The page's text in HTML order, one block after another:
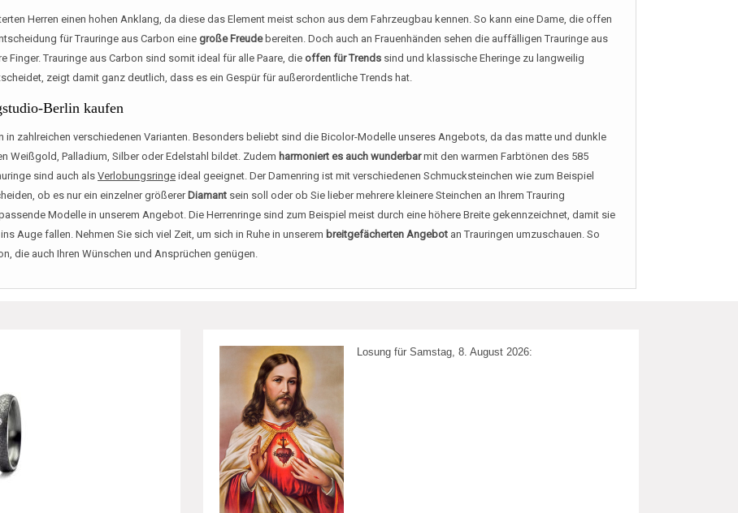
Herren einen hohen Anklang, da diese das Element meist schon aus dem Fahrzeugbau kennen. So kann eine Dame, die offen
für Trauringe aus Carbon eine große Freudebereiten. Doch auch an Frauenhänden sehen die auffälligen Trauringe aus
Finger. Trauringe aus Carbon sind somit ideal für alle Paare, die offen für Trends sind und klassische Eheringe zu langweilig
zeigt damit ganz deutlich, dass es ein Gespür für außerordentliche Trends hat.
Berlin kaufen
in zahlreichen verschiedenen Varianten. Besonders beliebt sind die Bicolor-Modelle unseres Angebots, da das matte und dunkle
Weißgold, Palladium, Silber oder Edelstahl bildet. Zudem harmoniert es auch wunderbarmit den warmen Farbtönen des 585
sind auch als Verlobungsringe ideal geeignet. Der Damenring ist mit verschiedenen Schmucksteinchen wie zum Beispiel
ob es nur ein einzelner größerer Diamant sein soll oder ob Sie lieber mehrere kleinere Steinchen an Ihrem Trauring
Modelle in unserem Angebot. Die Herrenringe sind zum Beispiel meist durch eine höhere Breite gekennzeichnet, damit sie
Auge fallen. Nehmen Sie sich viel Zeit, um sich in Ruhe in unserem breitgefächerten Angebot an Trauringen umzuschauen. So
die auch Ihren Wünschen und Ansprüchen genügen.
Losung für Samstag, 8. August 2026: